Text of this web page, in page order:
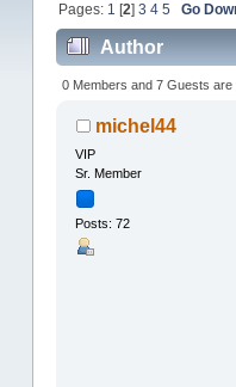
Pages: 1 [2]3 4 5 Go
Author
0 Members and 7 Guests are
michel44
VIP
Sr. Member
Posts: 72